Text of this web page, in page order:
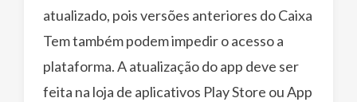
atualizado, pois versões anteriores do Caixa
Tem também podem impedir o acesso a
plataforma. A atualização do app deve ser
feita na loja de aplicativos Play Store ou App